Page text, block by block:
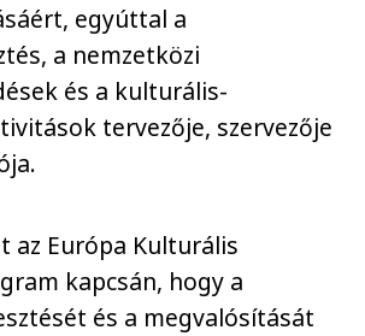
egyúttal a
a nemzetközi
és a kulturális-
tervezője, szervezője
az Európa Kulturális
kapcsán, hogy a
és a megvalósítását